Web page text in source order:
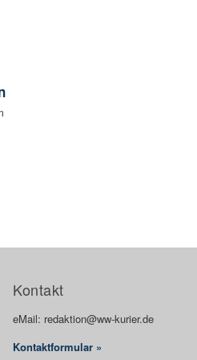
Kontakt
eMail: redaktion@ww-kurier.de
Kontaktformular »